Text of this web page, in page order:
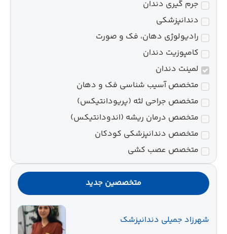
جرم گیری دندان
دندانپزشکی
رادیولوژی دهان، فک و صورت
کامپوزیت دندان
لمینت دندان
متخصص آسیب شناسی فک و دهان
متخصص جراحی لثه (پریودانتیکس)
متخصص درمان ریشه (اندودانتیکس)
متخصص دندانپزشکی کودکان
متخصص عصب کشی
متخصصین جدید
شهرزاد جمیلی دندانپزشک